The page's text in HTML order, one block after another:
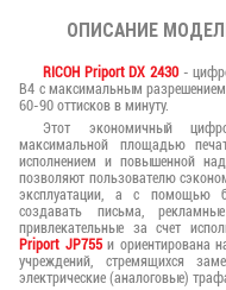
ОПИСАНИЕ
RICOH Priport DX 2430-
B4 c максимальным
60-90 оттисков в минуту.
Этот экономичный
максимальной площадью
исполнением и повышенной
позволяют пользователю
эксплуатации, а с помощью
создавать письма,
привлекательные за счет
Priport JP755и ориентирована
учреждений, стремящихся
электрические (аналоговые)